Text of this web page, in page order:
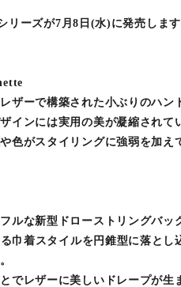
リーズが7月8日(水)に発売します
ザーで構築された小ぶりのハ
インには実用の美が凝縮されて
色がスタイリングに強弱を加え
ルな新型ドローストリングバッ
巾着スタイルを円錐型に落とし
でレザーに美しいドレープが生